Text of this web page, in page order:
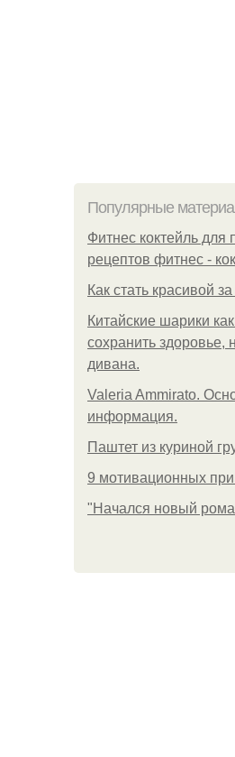
Популярные
Фитнес коктейль для
рецептов фитнес -
Как стать красивой
Китайские шарики
сохранить здоровье,
дивана.
Valeria Ammirato.
информация.
Паштет из куриной
9 мотивационных
"Начался новый